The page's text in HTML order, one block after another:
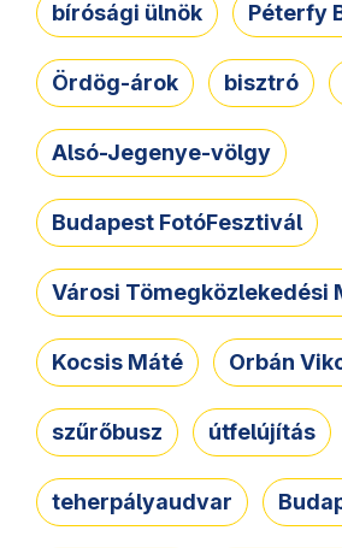
bírósági ülnök Péterfy
Ördög-árok bisztró
Alsó-Jegenye-völgy
Budapest FotóFesztivál
Városi Tömegközlekedési
Kocsis Máté Orbán
szűrőbusz útfelújítás
teherpályaudvar